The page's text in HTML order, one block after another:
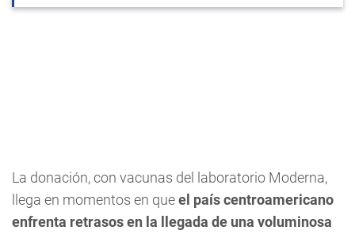
La donación, con vacunas del laboratorio Moderna,
llega en momentos en queel país centroamericano
enfrenta retrasos en la llegada de una voluminosa